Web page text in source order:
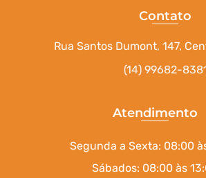
Contato
Rua Santos Dumont, 147,
(14) 99682-
Atendimento
Segunda a Sexta: 08:00
Sábados: 08:00 às